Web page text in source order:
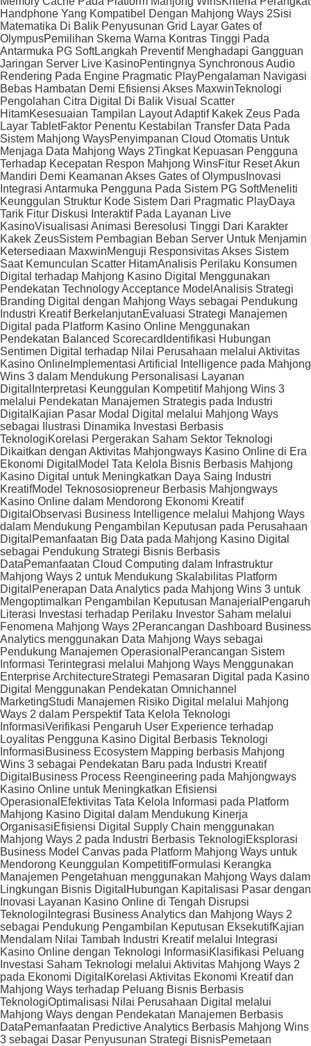
Handphone Yang Kompatibel Dengan Mahjong Ways 2Sisi
Matematika Di Balik Penyusunan Grid Layar Gates of
OlympusPemilihan Skema Warna Kontras Tinggi Pada
Antarmuka PG SoftLangkah Preventif Menghadapi Gangguan
Jaringan Server Live KasinoPentingnya Synchronous Audio
Rendering Pada Engine Pragmatic PlayPengalaman Navigasi
Bebas Hambatan Demi Efisiensi Akses MaxwinTeknologi
Pengolahan Citra Digital Di Balik Visual Scatter
HitamKesesuaian Tampilan Layout Adaptif Kakek Zeus Pada
Layar TabletFaktor Penentu Kestabilan Transfer Data Pada
Sistem Mahjong WaysPenyimpanan Cloud Otomatis Untuk
Menjaga Data Mahjong Ways 2Tingkat Kepuasan Pengguna
Terhadap Kecepatan Respon Mahjong WinsFitur Reset Akun
Mandiri Demi Keamanan Akses Gates of Olympus Inovasi
Integrasi Antarmuka Pengguna Pada Sistem PG SoftMeneliti
Keunggulan Struktur Kode Sistem Dari Pragmatic PlayDaya
Tarik Fitur Diskusi Interaktif Pada Layanan Live
KasinoVisualisasi Animasi Beresolusi Tinggi Dari Karakter
Kakek ZeusSistem Pembagian Beban Server Untuk Menjamin
Ketersediaan MaxwinMenguji Responsivitas Akses Sistem
Saat Kemunculan Scatter HitamAnalisis Perilaku Konsumen
Digital terhadap Mahjong Kasino Digital Menggunakan
Pendekatan Technology Acceptance Model Analisis Strategi
Branding Digital dengan Mahjong Ways sebagai Pendukung
Industri Kreatif BerkelanjutanEvaluasi Strategi Manajemen
Digital pada Platform Kasino Online Menggunakan
Pendekatan Balanced Scorecard Identifikasi Hubungan
Sentimen Digital terhadap Nilai Perusahaan melalui Aktivitas
Kasino Online Implementasi Artificial Intelligence pada Mahjong
Wins 3 dalam Mendukung Personalisasi Layanan
Digital Interpretasi Keunggulan Kompetitif Mahjong Wins 3
melalui Pendekatan Manajemen Strategis pada Industri
Digital Kajian Pasar Modal Digital melalui Mahjong Ways
sebagai Ilustrasi Dinamika Investasi Berbasis
TeknologiKorelasi Pergerakan Saham Sektor Teknologi
Dikaitkan dengan Aktivitas Mahjongways Kasino Online di Era
Ekonomi Digital Model Tata Kelola Bisnis Berbasis Mahjong
Kasino Digital untuk Meningkatkan Daya Saing Industri
KreatifModel Teknososiopreneur Berbasis Mahjongways
Kasino Online dalam Mendorong Ekonomi Kreatif
Digital Observasi Business Intelligence melalui Mahjong Ways
dalam Mendukung Pengambilan Keputusan pada Perusahaan
Digital Pemanfaatan Big Data pada Mahjong Kasino Digital
sebagai Pendukung Strategi Bisnis Berbasis
DataPemanfaatan Cloud Computing dalam Infrastruktur
Mahjong Ways 2 untuk Mendukung Skalabilitas Platform
Digital Penerapan Data Analytics pada Mahjong Wins 3 untuk
Mengoptimalkan Pengambilan Keputusan Manajerial Pengaruh
Literasi Investasi terhadap Perilaku Investor Saham melalui
Fenomena Mahjong Ways 2Perancangan Dashboard Business
Analytics menggunakan Data Mahjong Ways sebagai
Pendukung Manajemen Operasional Perancangan Sistem
Informasi Terintegrasi melalui Mahjong Ways Menggunakan
Enterprise ArchitectureStrategi Pemasaran Digital pada Kasino
Digital Menggunakan Pendekatan Omnichannel
MarketingStudi Manajemen Risiko Digital melalui Mahjong
Ways 2 dalam Perspektif Tata Kelola Teknologi
InformasiVerifikasi Pengaruh User Experience terhadap
Loyalitas Pengguna Kasino Digital Berbasis Teknologi
InformasiBusiness Ecosystem Mapping berbasis Mahjong
Wins 3 sebagai Pendekatan Baru pada Industri Kreatif
Digital Business Process Reengineering pada Mahjongways
Kasino Online untuk Meningkatkan Efisiensi
Operasional Efektivitas Tata Kelola Informasi pada Platform
Mahjong Kasino Digital dalam Mendukung Kinerja
OrganisasiEfisiensi Digital Supply Chain menggunakan
Mahjong Ways 2 pada Industri Berbasis TeknologiEksplorasi
Business Model Canvas pada Platform Mahjong Ways untuk
Mendorong Keunggulan KompetitifFormulasi Kerangka
Manajemen Pengetahuan menggunakan Mahjong Ways dalam
Lingkungan Bisnis Digital Hubungan Kapitalisasi Pasar dengan
Inovasi Layanan Kasino Online di Tengah Disrupsi
Teknologi Integrasi Business Analytics dan Mahjong Ways 2
sebagai Pendukung Pengambilan Keputusan EksekutifKajian
Mendalam Nilai Tambah Industri Kreatif melalui Integrasi
Kasino Online dengan Teknologi InformasiKlasifikasi Peluang
Investasi Saham Teknologi melalui Aktivitas Mahjong Ways 2
pada Ekonomi Digital Korelasi Aktivitas Ekonomi Kreatif dan
Mahjong Ways terhadap Peluang Bisnis Berbasis
TeknologiOptimalisasi Nilai Perusahaan Digital melalui
Mahjong Ways dengan Pendekatan Manajemen Berbasis
DataPemanfaatan Predictive Analytics Berbasis Mahjong Wins
3 sebagai Dasar Penyusunan Strategi BisnisPemetaan